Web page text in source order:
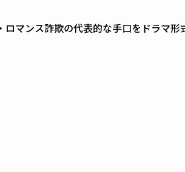
マンス詐欺の代表的な手口をドラマ形